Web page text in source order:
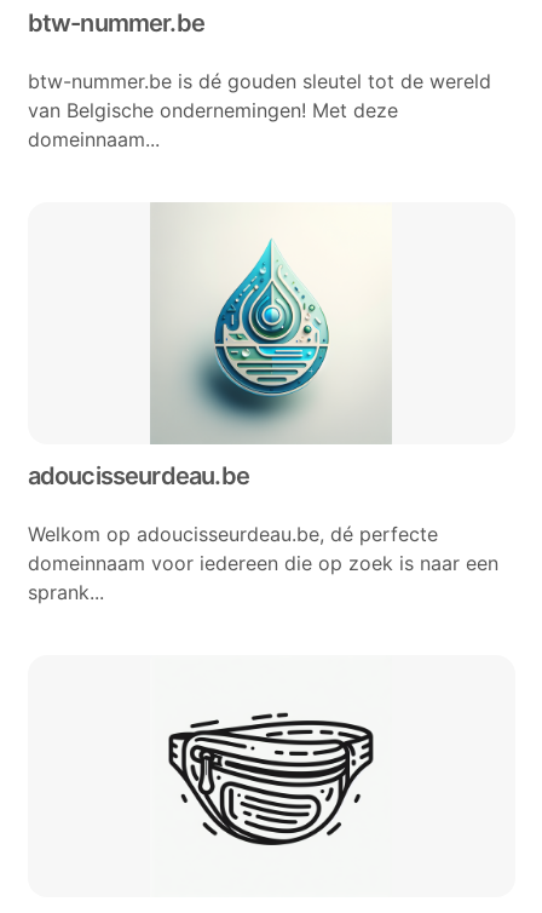
btw-nummer.be
btw-nummer.be is dé gouden sleutel tot de wereld
van Belgische ondernemingen! Met deze
domeinnaam...
adoucisseurdeau.be
Welkom op adoucisseurdeau.be, dé perfecte
domeinnaam voor iedereen die op zoek is naar een
sprank...